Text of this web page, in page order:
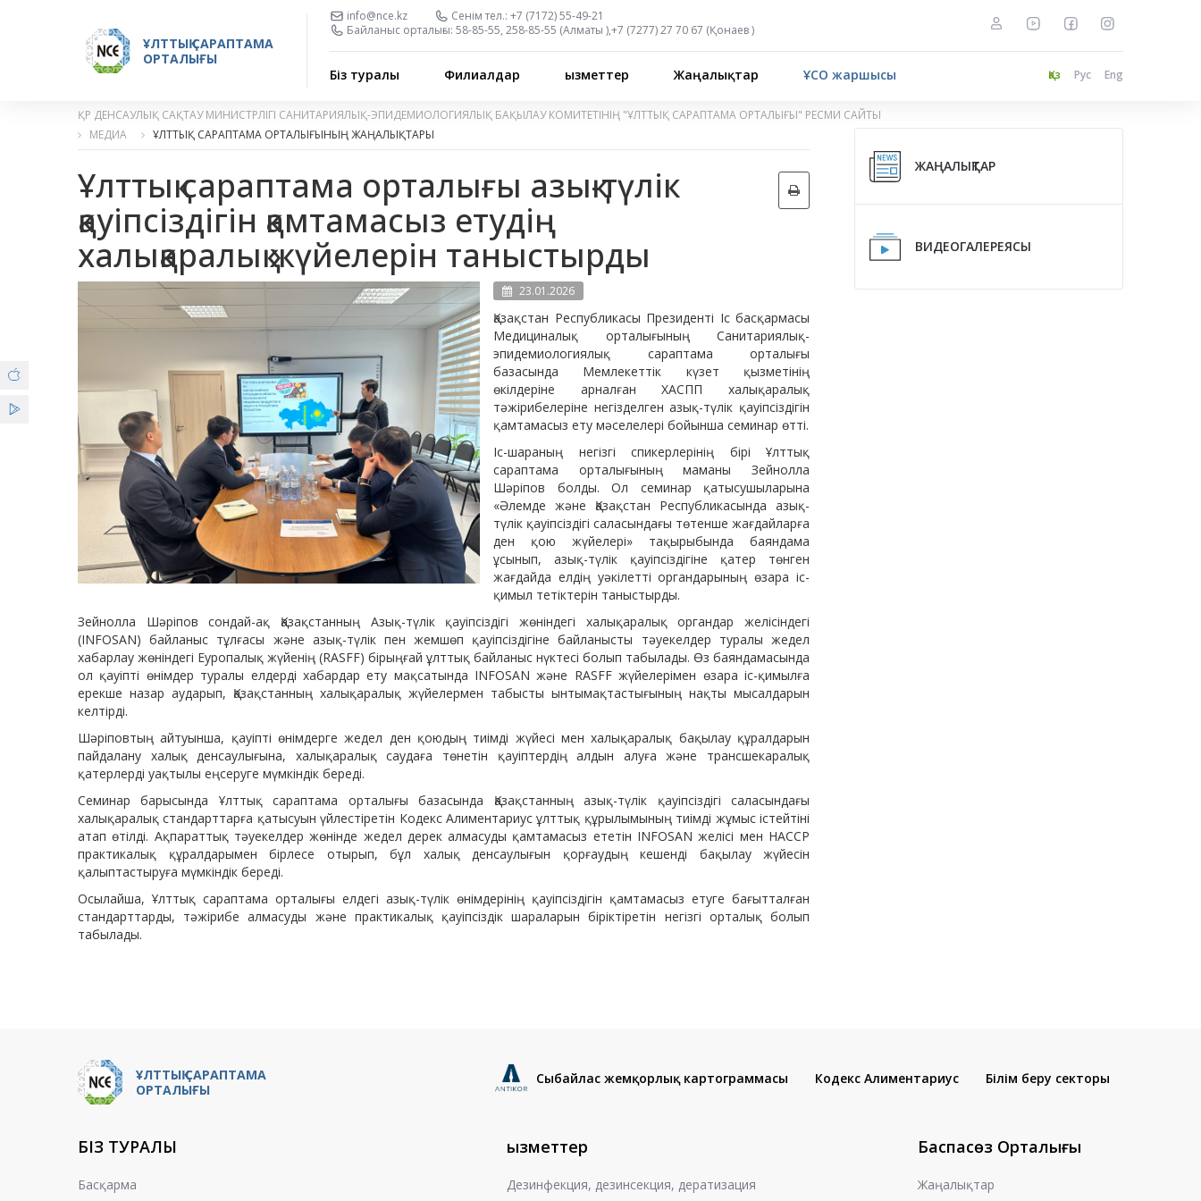
ҰЛТТЫҚ САРАПТАМА
ОРТАЛЫҒЫ
info@nce.kz Сенім тел.: +7 (7172) 55-49-21
Байланыс орталығы: 58-85-55, 258-85-55 (Алматы ),+7 (7277) 27 70 67 (Қонаев)
Біз туралы Филиалдар Қызметтер Жаңалықтар ҰСО жаршысы Қаз Рус Eng
ҚР ДЕНСАУЛЫҚ САҚТАУ МИНИСТРЛІГІ САНИТАРИЯЛЫҚ-ЭПИДЕМИОЛОГИЯЛЫҚ БАҚЫЛАУ КОМИТЕТІНІҢ "ҰЛТТЫҚ САРАПТАМА ОРТАЛЫҒЫ" РЕСМИ САЙТЫ
МЕДИА
ҰЛТТЫҚ САРАПТАМА ОРТАЛЫҒЫНЫҢ ЖАҢАЛЫҚТАРЫ
Ұлттық сараптама орталығы азық-түлік
қауіпсіздігін қамтамасыз етудің
халықаралық жүйелерін таныстырды
23.01.2026
Қазақстан Республикасы Президенті Іс басқармасы
Медициналық орталығының Санитариялық-
эпидемиологиялық сараптама орталығы
базасында Мемлекеттік күзет қызметінің
өкілдеріне арналған ХАСПП халықаралық
тәжірибелеріне негізделген азық-түлік қауіпсіздігін
қамтамасыз ету мәселелері бойынша семинар өтті.
Іс-шараның негізгі спикерлерінің бірі Ұлттық
сараптама орталығының маманы Зейнолла
Шәріпов болды. Ол семинар қатысушыларына
«Әлемде және Қазақстан Республикасында азық-
түлік қауіпсіздігі саласындағы төтенше жағдайларға
ден қою жүйелері» тақырыбында баяндама
ұсынып, азық-түлік қауіпсіздігіне қатер төнген
жағдайда елдің уәкілетті органдарының өзара іс-
қимыл тетіктерін таныстырды.
Зейнолла Шәріпов сондай-ақ Қазақстанның Азық-түлік қауіпсіздігі жөніндегі халықаралық органдар желісіндегі
(INFOSAN) байланыс тұлғасы және азық-түлік пен жемшөп қауіпсіздігіне байланысты тәуекелдер туралы жедел
хабарлау жөніндегі Еуропалық жүйенің (RASFF) бірыңғай ұлттық байланыс нүктесі болып табылады. Өз баяндамасында
ол қауіпті өнімдер туралы елдерді хабардар ету мақсатында INFOSAN және RASFF жүйелерімен өзара іс-қимылға
ерекше назар аударып, Қазақстанның халықаралық жүйелермен табысты ынтымақтастығының нақты мысалдарын
келтірді.
Шәріповтың айтуынша, қауіпті өнімдерге жедел ден қоюдың тиімді жүйесі мен халықаралық бақылау құралдарын
пайдалану халық денсаулығына, халықаралық саудаға төнетін қауіптердің алдын алуға және трансшекаралық
қатерлерді уақтылы еңсеруге мүмкіндік береді.
Семинар барысында Ұлттық сараптама орталығы базасында Қазақстанның азық-түлік қауіпсіздігі саласындағы
халықаралық стандарттарға қатысуын үйлестіретін Кодекс Алиментариус ұлттық құрылымының тиімді жұмыс істейтіні
атап өтілді. Ақпараттық тәуекелдер жөнінде жедел дерек алмасуды қамтамасыз ететін INFOSAN желісі мен HACCP
практикалық құралдарымен бірлесе отырып, бұл халық денсаулығын қорғаудың кешенді бақылау жүйесін
қалыптастыруға мүмкіндік береді.
Осылайша, Ұлттық сараптама орталығы елдегі азық-түлік өнімдерінің қауіпсіздігін қамтамасыз етуге бағытталған
стандарттарды, тәжірибе алмасуды және практикалық қауіпсіздік шараларын біріктіретін негізгі орталық болып
табылады.
ЖАҢАЛЫҚТАР
ВИДЕОГАЛЕРЕЯСЫ
ҰЛТТЫҚ САРАПТАМА
ОРТАЛЫҒЫ
Сыбайлас жемқорлық картограммасы Кодекс Алиментариус Білім беру секторы
БІЗ ТУРАЛЫ
Басқарма
Қызметтер
Дезинфекция, дезинсекция, дератизация
Баспасөз Орталығы
Жаңалықтар